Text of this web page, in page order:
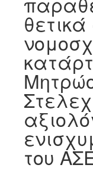
του